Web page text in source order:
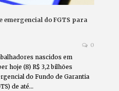
emergencial do FGTS para
0
nascidos em
hoje (8) R$ 3,2 bilhões
do Fundo de Garantia
de até…